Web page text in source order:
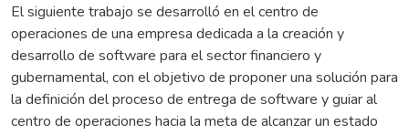
El siguiente trabajo se desarrolló en el centro de
operaciones de una empresa dedicada a la creación y
desarrollo de software para el sector financiero y
gubernamental, con el objetivo de proponer una solución para
la definición del proceso de entrega de software y guiar al
centro de operaciones hacia la meta de alcanzar un estado